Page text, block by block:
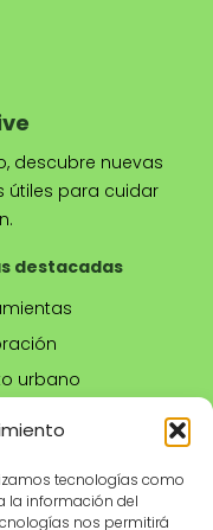
tecnologías como
la información del
nos permitirá
descubre nuevas
útiles para cuidar
destacadas
urbano
legal